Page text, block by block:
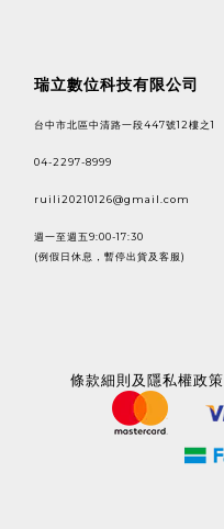
瑞立數位科技有限公司
台中市北區中清路一段447號12樓之1
04-2297-8999
ruili20210126@gmail.com
週一至週五9:00-17:30
(例假日休息，暫停出貨及客服)
條款細則及隱私權政策